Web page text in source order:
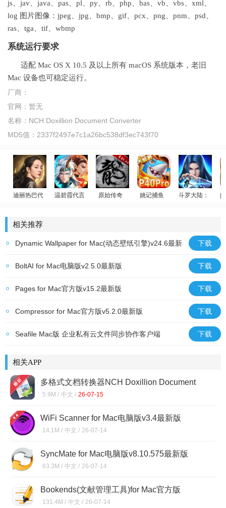
js、jav、java、pas、pl、py、rb、php、bas、vb、vbs、xml、
log 图片图像：jpeg、jpg、bmp、gif、pcx、png、pnm、psd、
ras、tga、tif、wbmp
系统运行要求
适配 Mac OS X 10.5 及以上所有 macOS 系统版本，老旧
Mac 设备也可稳定运行。
厂商：
官网： 暂无
名称： NCH Doxillion Document Converter
MD5值： 2337f2497e7c1a26bc538df3ec743f70
迪丽热巴代言
温碧霞代言
原始传奇
姚记捕鱼
斗罗大陆：武魂
相关推荐
Dynamic Wallpaper for Mac(动态壁纸引擎)v24.6最新
版
下载
BoltAI for Mac电脑版v2.5.0最新版 下载
Pages for Mac官方版v15.2最新版 下载
Compressor for Mac官方版v5.2.0最新版 下载
Seafile Mac版 企业私有云文件同步协作客户端 下载
相关APP
多格式文档转换器NCH Doxillion Document
Converter for Macv11.36 Mac官方版
5.9M / 中文 / 26-07-15
WiFi Scanner for Mac电脑版v3.4最新版
14.1M / 中文 / 26-07-14
SyncMate for Mac电脑版v8.10.575最新版
63.3M / 中文 / 26-07-14
Bookends(文献管理工具)for Mac官方版
v5.1.1.3.2最新版
131.4M / 中文 / 26-07-14